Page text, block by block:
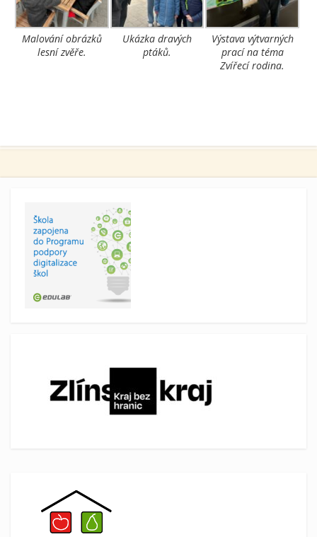
Malování obrázků
lesní zvěře.
Ukázka dravých
ptáků.
Výstava výtvarných
prací na téma
Zvířecí rodina.